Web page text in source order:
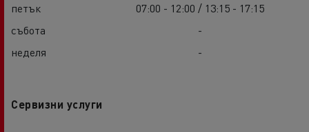
петък
07:00 - 12:00 / 13:15 - 17:15
събота
-
неделя
-
Сервизни услуги